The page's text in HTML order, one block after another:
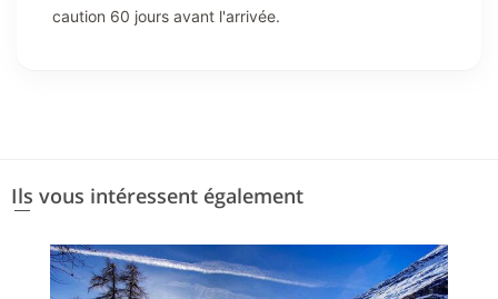
caution 60 jours avant l'arrivée.
Ils vous intéressent également